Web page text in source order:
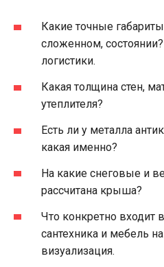
Какие точные
сложенном,
логистики.
Какая толщина стен,
утеплителя?
Есть ли у металла
какая именно?
На какие снеговые и
рассчитана крыша?
Что конкретно входит
сантехника и мебель
визуализация.